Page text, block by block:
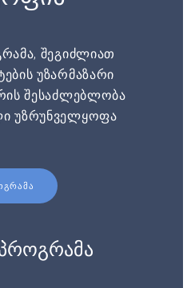
შეგიძლიათ
უზარმაზარი
შესაძლებლობა
უზრუნველყოფა